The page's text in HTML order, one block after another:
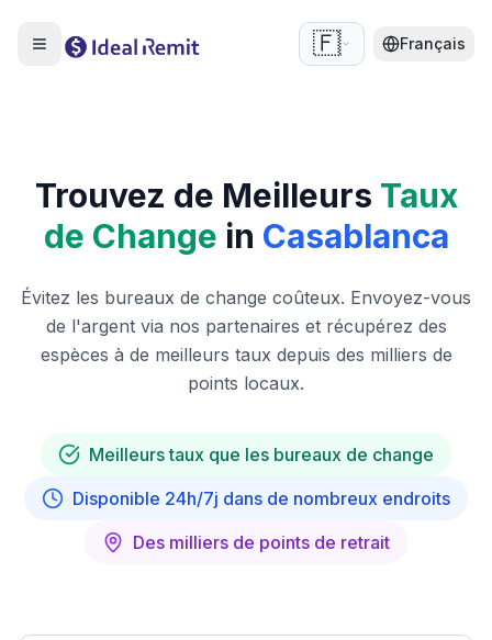
🇫🇷 Français
Trouvez de Meilleurs Taux
de Change in Casablanca
Évitez les bureaux de change coûteux. Envoyez-vous
de l'argent via nos partenaires et récupérez des
espèces à de meilleurs taux depuis des milliers de
points locaux.
Meilleurs taux que les bureaux de change
Disponible 24h/7j dans de nombreux endroits
Des milliers de points de retrait